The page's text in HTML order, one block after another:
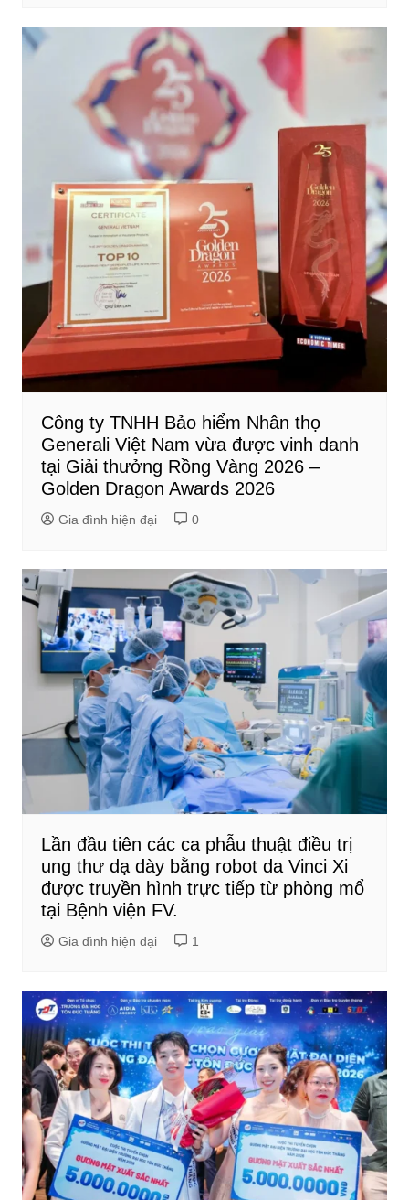
Công ty TNHH Bảo hiểm Nhân thọ
Generali Việt Nam vừa được vinh danh
tại Giải thưởng Rồng Vàng 2026 –
Golden Dragon Awards 2026
Gia đình hiện đại 0
Lần đầu tiên các ca phẫu thuật điều trị
ung thư dạ dày bằng robot da Vinci Xi
được truyền hình trực tiếp từ phòng mổ
tại Bệnh viện FV.
Gia đình hiện đại 1